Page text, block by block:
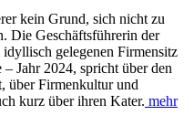
kein Grund, sich nicht zu
Die Geschäftsführerin der
gelegenen Firmensitz
– Jahr 2024, spricht über den
über Firmenkultur und
kurz über ihren Kater. mehr